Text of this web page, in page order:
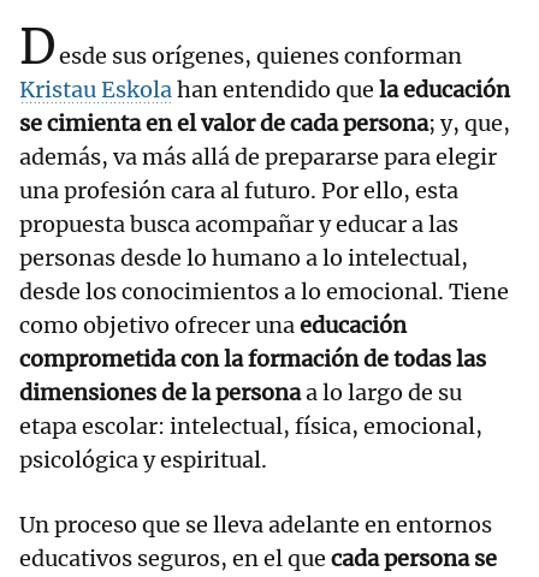
Desde sus orígenes, quienes conforman
Kristau Eskolahan entendido que la educación
se cimienta en el valor de cada persona; y, que,
además, va más allá de prepararse para elegir
una profesión cara al futuro. Por ello, esta
propuesta busca acompañar y educar a las
personas desde lo humano a lo intelectual,
desde los conocimientos a lo emocional. Tiene
como objetivo ofrecer unaeducación
comprometida con la formación de todas las
dimensiones de la personaa lo largo de su
etapa escolar: intelectual, física, emocional,
psicológica y espiritual.
Un proceso que se lleva adelante en entornos
educativos seguros, en el que cada persona se